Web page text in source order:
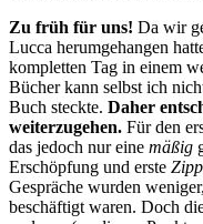
Zu früh für uns! Da wir
Lucca herumgehangen
kompletten Tag in einem
Bücher kann selbst ich
Buch steckte. Daher
weiterzugehen. Für den
das jedoch nur eine mäßig
Erschöpfung und erste
Gespräche wurden
beschäftigt waren. Doch